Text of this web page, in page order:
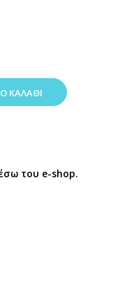
ΚΑΛΆΘΙ
του e-shop.